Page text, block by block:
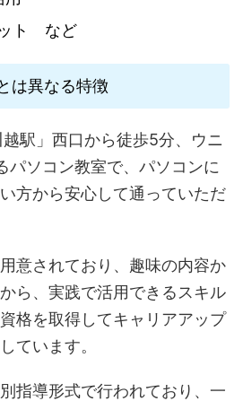
ト など
は異なる特徴
駅」西口から徒歩5分、ウニ
パソコン教室で、パソコンに
方から安心して通っていただ
意されており、趣味の内容か
ら、実践で活用できるスキル
格を取得してキャリアアップ
ています。
指導形式で行われており、一